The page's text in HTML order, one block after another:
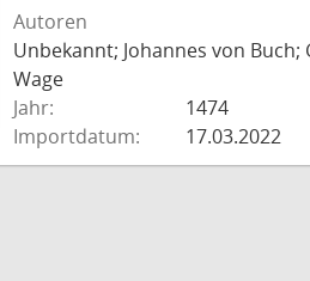
Autoren
Unbekannt; Johannes von
Wage
Jahr:
1474
Importdatum:
17.03.2022